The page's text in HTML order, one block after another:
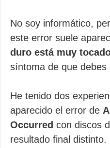
No soy informático,
este error suele
duro está muy
síntoma de que debes
He tenido dos
aparecido el error de
Occurred con discos
resultado final distinto.